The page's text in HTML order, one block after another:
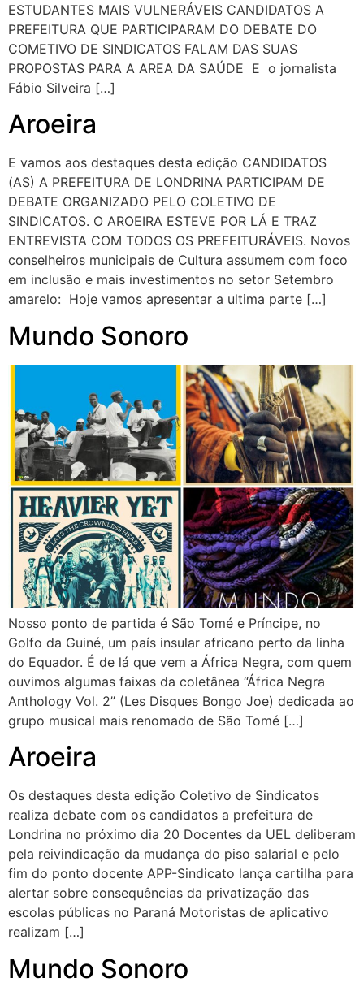
ESTUDANTES MAIS VULNERÁVEIS CANDIDATOS A
PREFEITURA QUE PARTICIPARAM DO DEBATE DO
COMETIVO DE SINDICATOS FALAM DAS SUAS
PROPOSTAS PARA A AREA DA SAÚDE E o jornalista
Fábio Silveira […]
Aroeira
E vamos aos destaques desta edição CANDIDATOS
(AS) A PREFEITURA DE LONDRINA PARTICIPAM DE
DEBATE ORGANIZADO PELO COLETIVO DE
SINDICATOS. O AROEIRA ESTEVE POR LÁ E TRAZ
ENTREVISTA COM TODOS OS PREFEITURÁVEIS. Novos
conselheiros municipais de Cultura assumem com foco
em inclusão e mais investimentos no setor Setembro
amarelo: Hoje vamos apresentar a ultima parte […]
Mundo Sonoro
Nosso ponto de partida é São Tomé e Príncipe, no
Golfo da Guiné, um país insular africano perto da linha
do Equador. É de lá que vem a África Negra, com quem
ouvimos algumas faixas da coletânea “África Negra
Anthology Vol. 2” (Les Disques Bongo Joe) dedicada ao
grupo musical mais renomado de São Tomé […]
Aroeira
Os destaques desta edição Coletivo de Sindicatos
realiza debate com os candidatos a prefeitura de
Londrina no próximo dia 20 Docentes da UEL deliberam
pela reivindicação da mudança do piso salarial e pelo
fim do ponto docente APP-Sindicato lança cartilha para
alertar sobre consequências da privatização das
escolas públicas no Paraná Motoristas de aplicativo
realizam […]
Mundo Sonoro